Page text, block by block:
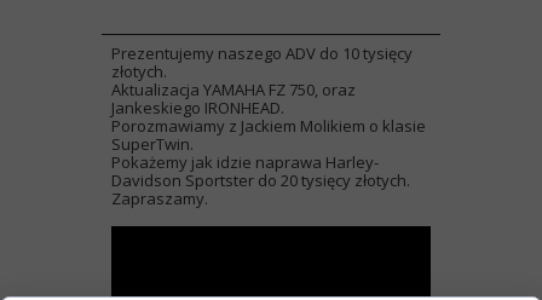
Prezentujemy naszego ADV do 10 tysięcy
złotych.
Aktualizacja YAMAHA FZ 750, oraz
Jankeskiego IRONHEAD.
Porozmawiamy z Jackiem Molikiem o klasie
SuperTwin.
Pokażemy jak idzie naprawa Harley-
Davidson Sportster do 20 tysięcy złotych.
Zapraszamy.